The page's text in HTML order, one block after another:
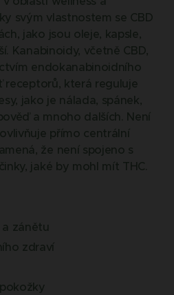
svým vlastnostem se CBD
jako jsou oleje, kapsle,
Kanabinoidy, včetně CBD,
endokanabinoidního
receptorů, která reguluje
jako je nálada, spánek,
a mnoho dalších. Není
přímo centrální
že není spojeno s
jaké by mohl mít THC.
zánětu
zdraví